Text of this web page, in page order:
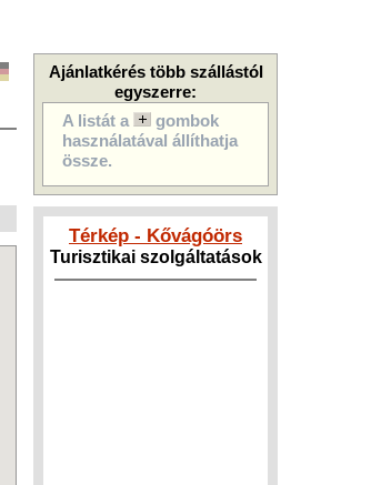
Ajánlatkérés több szállástól
egyszerre:
A listát a
gombok
használatával állíthatja
össze.
Térkép - Kővágóörs
Turisztikai szolgáltatások